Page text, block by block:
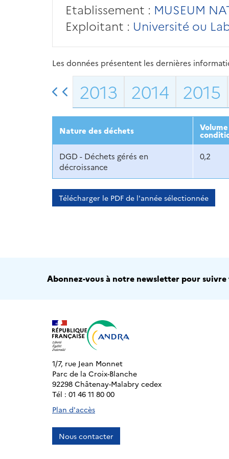
Etablissement : MUSEUM
Exploitant : Université ou
Les données présentent les dernières
2013 2014 2015
Nature des déchets
DGD - Déchets gérés en
décroissance
0,2
Télécharger le PDF de l'année sélectionnée
Abonnez-vous à notre newsletter pour suivre
1/7, rue Jean Monnet
Parc de la Croix-Blanche
92298 Châtenay-Malabry cedex
Tél : 01 46 11 80 00
Plan d'accès
Nous contacter